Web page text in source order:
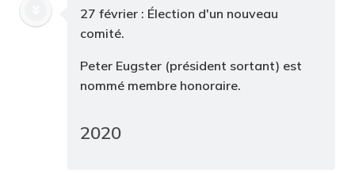
27 février : Élection d'un nouveau
comité.
Peter Eugster (président sortant) est
nommé membre honoraire.
2020